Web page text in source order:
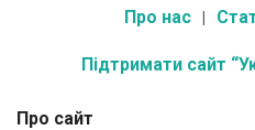
Про нас
Підтримати сайт
Про сайт